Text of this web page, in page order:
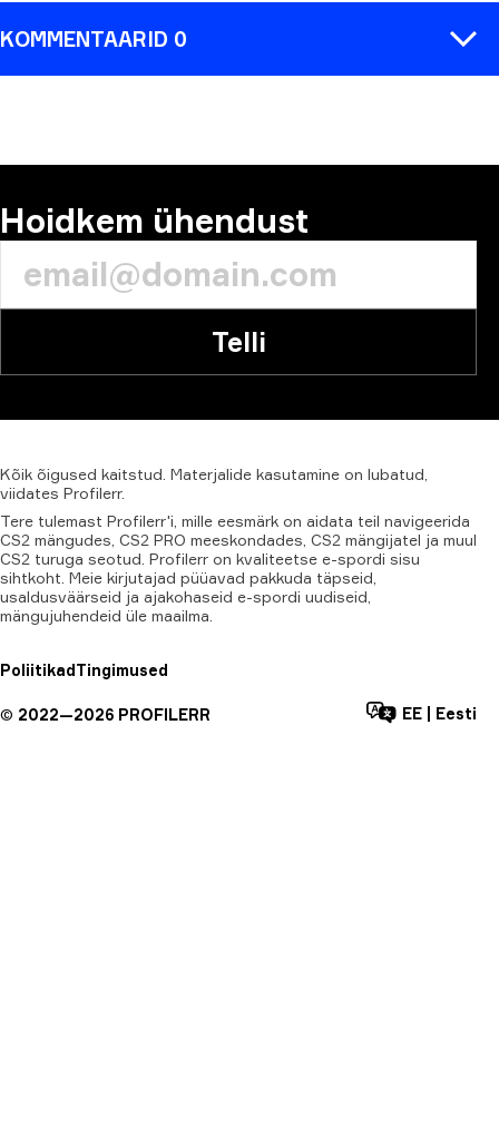
KOMMENTAARID 0
Hoidkem ühendust
Telli
Kõik õigused kaitstud. Materjalide kasutamine on lubatud,
viidates Profilerr.
Tere tulemast Profilerr'i, mille eesmärk on aidata teil navigeerida
CS2 mängudes, CS2 PRO meeskondades, CS2 mängijatel ja muul
CS2 turuga seotud. Profilerr on kvaliteetse e-spordi sisu
sihtkoht. Meie kirjutajad püüavad pakkuda täpseid,
usaldusväärseid ja ajakohaseid e-spordi uudiseid,
mängujuhendeid üle maailma.
PoliitikadTingimused
© 2022—2026 PROFILERR EE Eesti